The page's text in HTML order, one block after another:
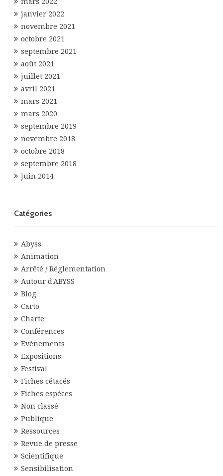
janvier 2022
novembre 2021
octobre 2021
septembre 2021
août 2021
juillet 2021
avril 2021
mars 2021
mars 2020
septembre 2019
novembre 2018
octobre 2018
septembre 2018
juin 2014
Catégories
Abyss
Animation
Arrêté / Réglementation
Autour d'ABYSS
Blog
Carto
Charte
Conférences
Evénements
Expositions
Festival
Fiches cétacés
Fiches espèces
Non classé
Publique
Ressources
Revue de presse
Scientifique
Sensibilisation